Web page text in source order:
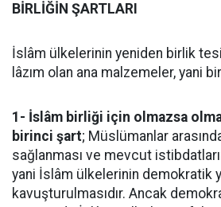
BİRLİĞİN ŞARTLARI
İslâm ülkelerinin yeniden birlik
lâzım olan ana malzemeler, yani
1- İslâm birliği için olmazsa
birinci şart; Müslümanlar
sağlanması ve mevcut
yani İslâm ülkelerinin demokratik
kavuşturulmasıdır. Ancak